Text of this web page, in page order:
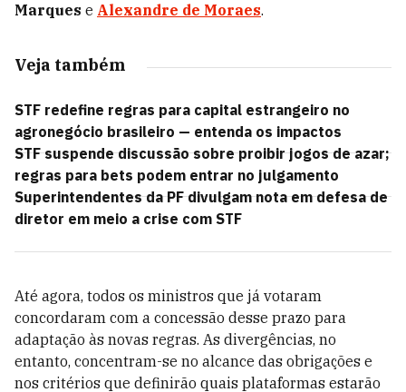
Marques e Alexandre de Moraes.
Veja também
STF redefine regras para capital estrangeiro no
agronegócio brasileiro — entenda os impactos
STF suspende discussão sobre proibir jogos de azar;
regras para bets podem entrar no julgamento
Superintendentes da PF divulgam nota em defesa de
diretor em meio a crise com STF
Até agora, todos os ministros que já votaram
concordaram com a concessão desse prazo para
adaptação às novas regras. As divergências, no
entanto, concentram-se no alcance das obrigações e
nos critérios que definirão quais plataformas estarão